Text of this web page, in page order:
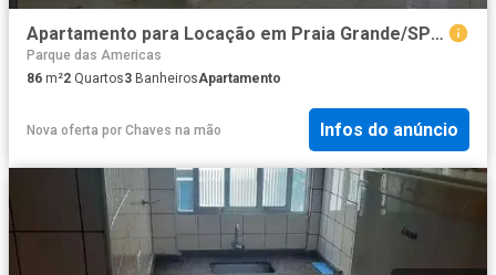
Apartamento para Locação em Praia Grande/SP Aviação 2 Quartos
Parque das Americas
86 m²2 Quartos3 BanheirosApartamento
Nova oferta por Chaves na mão Infos do anúncio